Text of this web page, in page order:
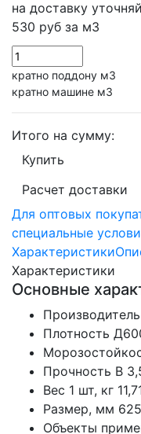
на доставку
530 руб за м3
кратно поддону м3
кратно машине м3
Итого на сумму:
Купить
Расчет доставки
Для оптовых
специальные
Характеристики
Характеристики
Основные
Производитель
Плотность
Прочность B
Вес 1 шт, кг
Размер, мм
Объекты